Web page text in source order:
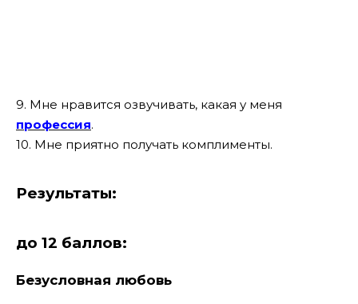
9. Мне нравится озвучивать, какая у меня
профессия.
10. Мне приятно получать комплименты.
Результаты:
до 12 баллов:
Безусловная любовь